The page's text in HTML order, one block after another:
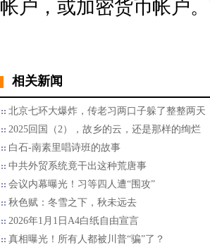
帐户，或加密货币帐户。
相关新闻
北京七环大爆炸，传老习两口子躲了整整两天
2025回国（2），故乡的云，还是那样的绚烂
白石-南素里唱诗班的故事
中共外贸系统竟干出这种荒唐事
会议内幕曝光！习等四人遭“围攻”
秋色赋：冬雪之下，秋未远去
2026年1月1日A4白纸自由宣言
真相曝光！所有人都被川普“骗”了？